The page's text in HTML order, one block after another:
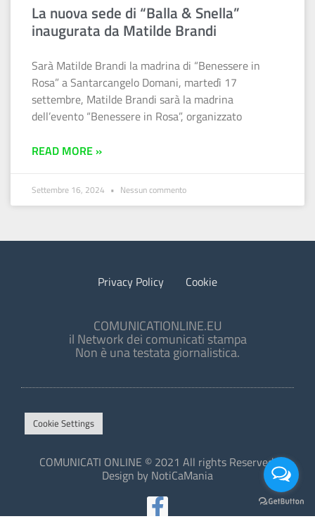
La nuova sede di “Balla & Snella”
inaugurata da Matilde Brandi
Sarà Matilde Brandi la madrina di “Benessere in
Rosa” a Santarcangelo Domani, martedì 17
settembre, Matilde Brandi sarà la madrina
dell’evento “Benessere in Rosa”, organizzato
READ MORE »
Settembre 16, 2024 Nessun commento
Privacy Policy Cookie
COMUNICATIONLINE.EU
il Network dei comunicati stampa
Non è una testata giornalistica.
Cookie Settings
COMUNICATI ONLINE © 2021 All rights Reserved.
Design by NotiCaMania